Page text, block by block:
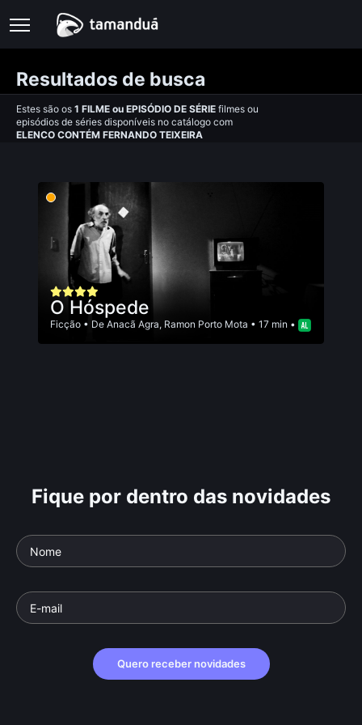
Resultados de busca
Estes são os 1 FILME ou EPISÓDIO DE SÉRIE filmes ou
episódios de séries disponíveis no catálogo com
ELENCO CONTÉM FERNANDO TEIXEIRA
O Hóspede
Ficção • De Anacã Agra, Ramon Porto Mota • 17 min •
Fique por dentro das novidades
Quero receber novidades